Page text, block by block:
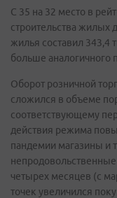
С 35 на 32 место в
строительства жилых
жилья составил 343,4
больше аналогичного
Оборот розничной
сложился в объеме
соответствующему
действия режима
пандемии магазины и
четырех месяцев (с
точек увеличился